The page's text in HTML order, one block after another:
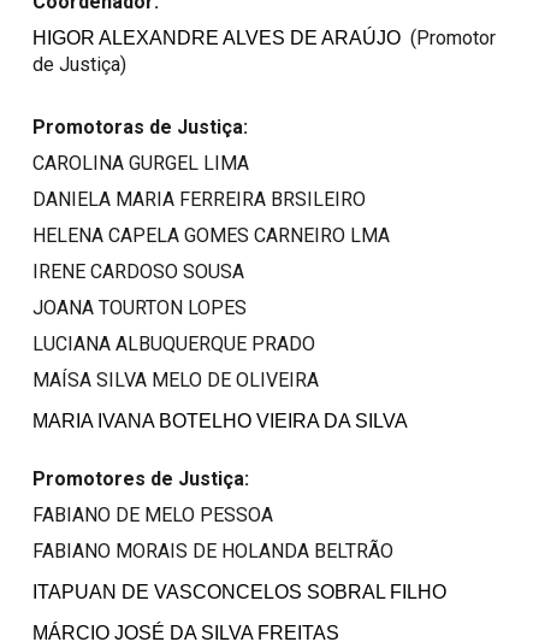
HIGOR ALEXANDRE ALVES DE ARAÚJO (Promotor
de Justiça)
Promotoras de Justiça:
CAROLINA GURGEL LIMA
DANIELA MARIA FERREIRA BRSILEIRO
HELENA CAPELA GOMES CARNEIRO LMA
IRENE CARDOSO SOUSA
JOANA TOURTON LOPES
LUCIANA ALBUQUERQUE PRADO
MAÍSA SILVA MELO DE OLIVEIRA
MARIA IVANA BOTELHO VIEIRA DA SILVA
Promotores de Justiça:
FABIANO DE MELO PESSOA
FABIANO MORAIS DE HOLANDA BELTRÃO
ITAPUAN DE VASCONCELOS SOBRAL FILHO
MÁRCIO JOSÉ DA SILVA FREITAS